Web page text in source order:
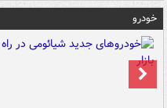
خودرو